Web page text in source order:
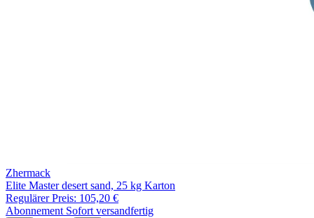
Zhermack
Elite Master desert sand, 25 kg Karton
Regulärer Preis: 105,20 €
Abonnement Sofort versandfertig